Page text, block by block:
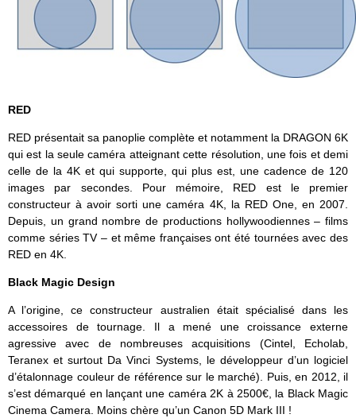
RED
RED présentait sa panoplie complète et notamment la DRAGON 6K
qui est la seule caméra atteignant cette résolution, une fois et demi
celle de la 4K et qui supporte, qui plus est, une cadence de 120
images par secondes. Pour mémoire, RED est le premier
constructeur à avoir sorti une caméra 4K, la RED One, en 2007.
Depuis, un grand nombre de productions hollywoodiennes – films
comme séries TV – et même françaises ont été tournées avec des
RED en 4K.
Black Magic Design
A l’origine, ce constructeur australien était spécialisé dans les
accessoires de tournage. Il a mené une croissance externe
agressive avec de nombreuses acquisitions (Cintel, Echolab,
Teranex et surtout Da Vinci Systems, le développeur d’un logiciel
d’étalonnage couleur de référence sur le marché). Puis, en 2012, il
s’est démarqué en lançant une caméra 2K à 2500€, la Black Magic
Cinema Camera. Moins chère qu’un Canon 5D Mark III !